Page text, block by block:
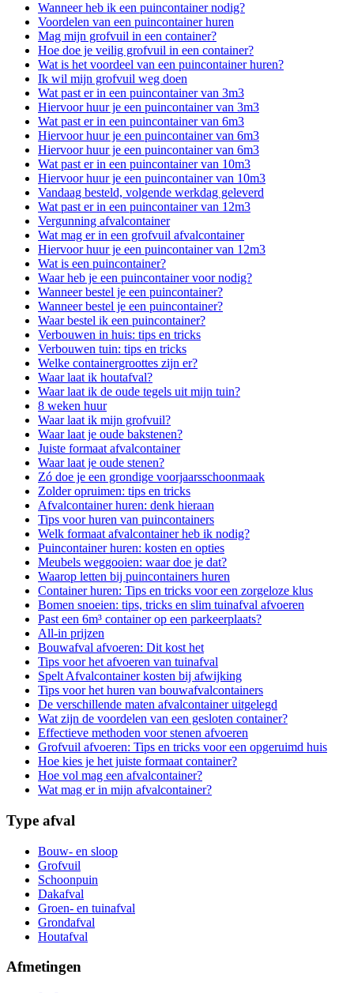
Wanneer heb ik een puincontainer nodig?
Voordelen van een puincontainer huren
Mag mijn grofvuil in een container?
Hoe doe je veilig grofvuil in een container?
Wat is het voordeel van een puincontainer huren?
Ik wil mijn grofvuil weg doen
Wat past er in een puincontainer van 3m3
Hiervoor huur je een puincontainer van 3m3
Wat past er in een puincontainer van 6m3
Hiervoor huur je een puincontainer van 6m3
Hiervoor huur je een puincontainer van 6m3
Wat past er in een puincontainer van 10m3
Hiervoor huur je een puincontainer van 10m3
Vandaag besteld, volgende werkdag geleverd
Wat past er in een puincontainer van 12m3
Vergunning afvalcontainer
Wat mag er in een grofvuil afvalcontainer
Hiervoor huur je een puincontainer van 12m3
Wat is een puincontainer?
Waar heb je een puincontainer voor nodig?
Wanneer bestel je een puincontainer?
Wanneer bestel je een puincontainer?
Waar bestel ik een puincontainer?
Verbouwen in huis: tips en tricks
Verbouwen tuin: tips en tricks
Welke containergroottes zijn er?
Waar laat ik houtafval?
Waar laat ik de oude tegels uit mijn tuin?
8 weken huur
Waar laat ik mijn grofvuil?
Waar laat je oude bakstenen?
Juiste formaat afvalcontainer
Waar laat je oude stenen?
Zó doe je een grondige voorjaarsschoonmaak
Zolder opruimen: tips en tricks
Afvalcontainer huren: denk hieraan
Tips voor huren van puincontainers
Welk formaat afvalcontainer heb ik nodig?
Puincontainer huren: kosten en opties
Meubels weggooien: waar doe je dat?
Waarop letten bij puincontainers huren
Container huren: Tips en tricks voor een zorgeloze klus
Bomen snoeien: tips, tricks en slim tuinafval afvoeren
Past een 6m³ container op een parkeerplaats?
All-in prijzen
Bouwafval afvoeren: Dit kost het
Tips voor het afvoeren van tuinafval
Spelt Afvalcontainer kosten bij afwijking
Tips voor het huren van bouwafvalcontainers
De verschillende maten afvalcontainer uitgelegd
Wat zijn de voordelen van een gesloten container?
Effectieve methoden voor stenen afvoeren
Grofvuil afvoeren: Tips en tricks voor een opgeruimd huis
Hoe kies je het juiste formaat container?
Hoe vol mag een afvalcontainer?
Wat mag er in mijn afvalcontainer?
Type afval
Bouw- en sloop
Grofvuil
Schoonpuin
Dakafval
Groen- en tuinafval
Grondafval
Houtafval
Afmetingen